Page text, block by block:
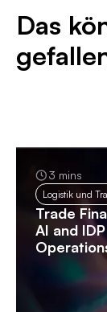
Das
3 mins
Logistik und
Trade
AI and